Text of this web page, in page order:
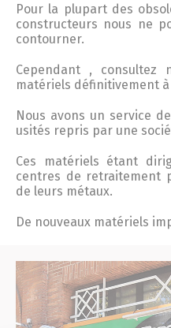
Pour la plupart des
constructeurs nous ne
contourner.
Cependant , consultez
matériels définitivement à
Nous avons un service
usités repris par une
Ces matériels étant
centres de retraitement
de leurs métaux.
De nouveaux matériels